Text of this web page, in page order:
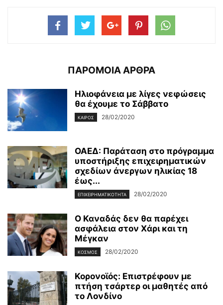
ΠΑΡΟΜΟΙΑ ΑΡΘΡΑ
Ηλιοφάνεια με λίγες νεφώσεις
θα έχουμε το Σάββατο
ΚΑΙΡΌΣ 28/02/2020
ΟΑΕΔ: Παράταση στο πρόγραμμα
υποστήριξης επιχειρηματικών
σχεδίων άνεργων ηλικίας 18
έως...
ΕΠΙΧΕΙΡΗΜΑΤΙΚΌΤΗΤΑ 28/02/2020
Ο Καναδάς δεν θα παρέχει
ασφάλεια στον Χάρι και τη
Μέγκαν
ΚΌΣΜΟΣ 28/02/2020
Κορονοϊός: Επιστρέφουν με
πτήση τσάρτερ οι μαθητές από
το Λονδίνο